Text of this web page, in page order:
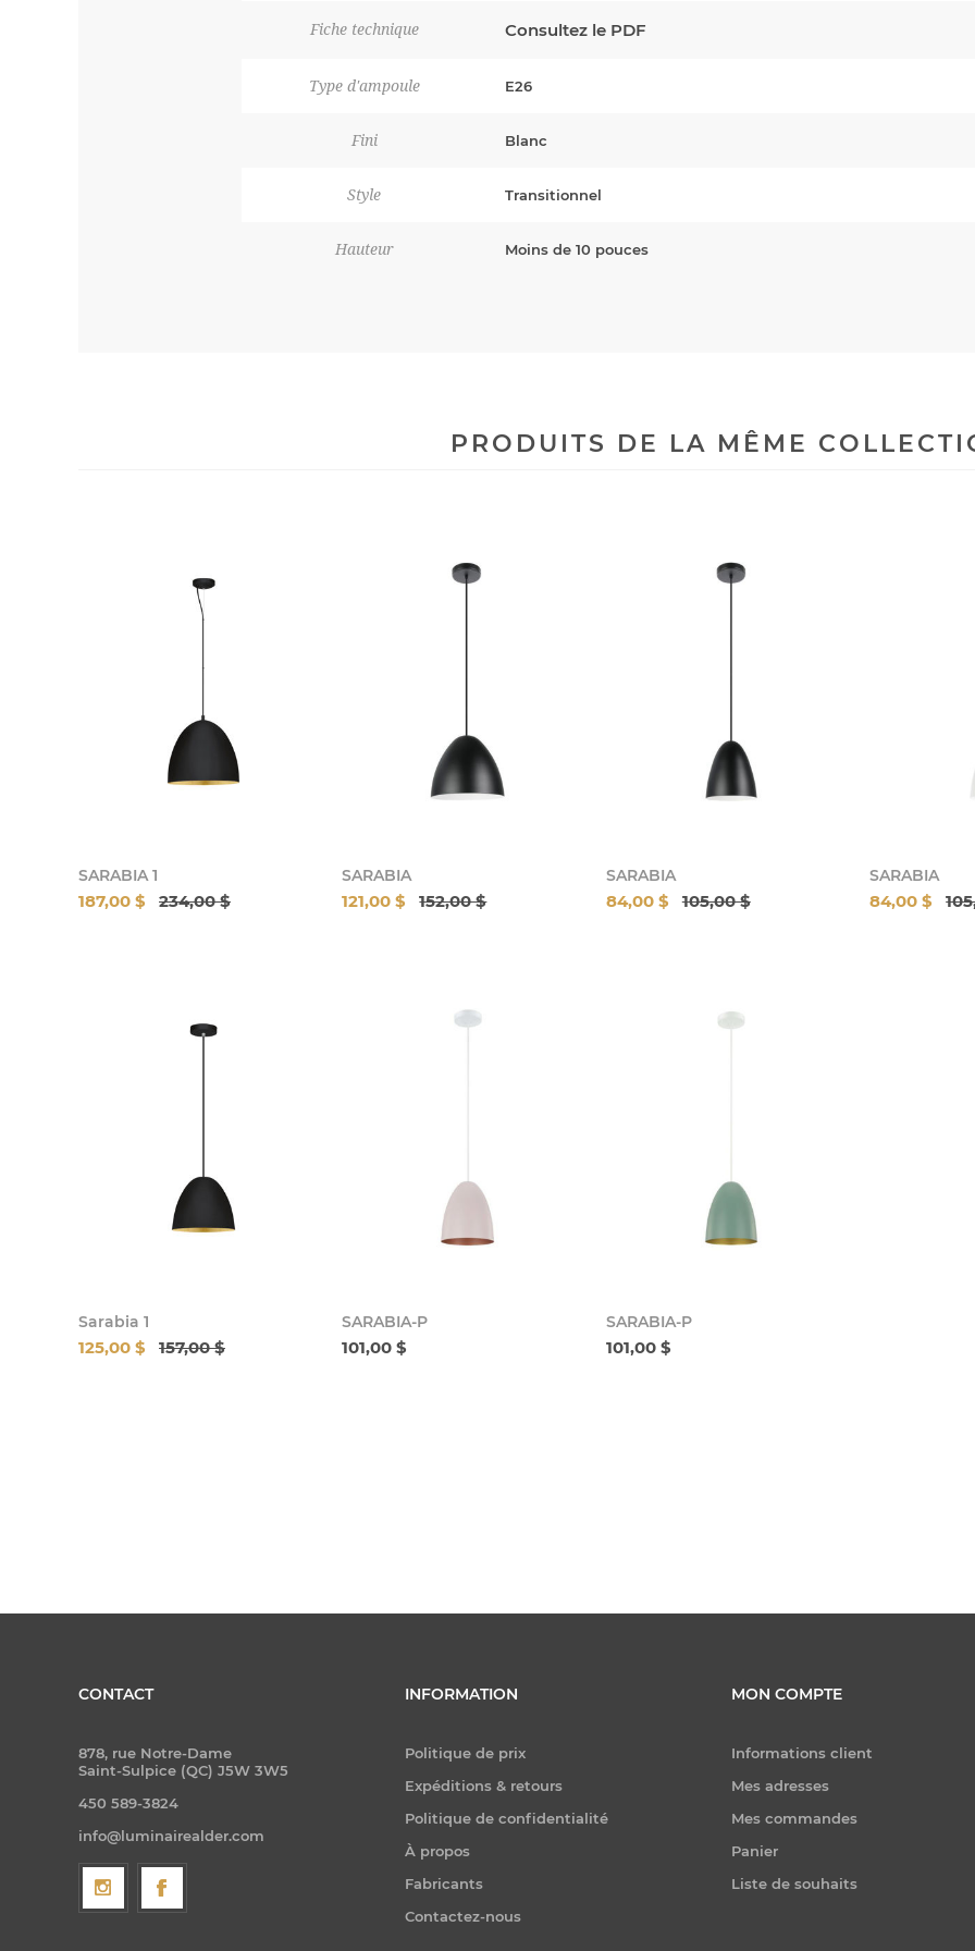
Fiche technique Consultez le PDF
Type d'ampoule E26
Fini Blanc
Style Transitionnel
Hauteur Moins de 10 pouces
PRODUITS DE LA MÊME
SARABIA 1
187,00 $ 234,00 $
SARABIA
121,00 $ 152,00 $
SARABIA
84,00 $ 105,00 $
SARABIA
84,00 $
Sarabia 1
125,00 $ 157,00 $
SARABIA-P
101,00 $
SARABIA-P
101,00 $
CONTACT
878, rue Notre-Dame
Saint-Sulpice (QC) J5W 3W5
450 589-3824
info@luminairealder.com
INFORMATION
Politique de prix
Expéditions & retours
Politique de confidentialité
À propos
Fabricants
Contactez-nous
MON COMPTE
Informations client
Mes adresses
Mes commandes
Panier
Liste de souhaits